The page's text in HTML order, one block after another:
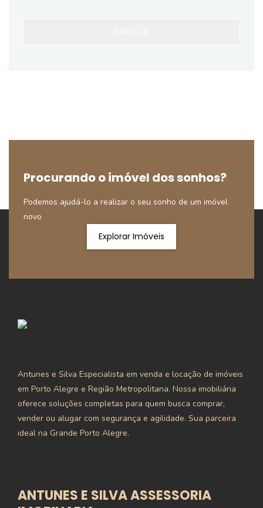
Procurando o imóvel dos sonhos?
Podemos ajudá-lo a realizar o seu sonho de um imóvel
novo
Explorar Imóveis
Antunes e Silva Especialista em venda e locação de imóveis
em Porto Alegre e Região Metropolitana. Nossa imobiliária
oferece soluções completas para quem busca comprar,
vender ou alugar com segurança e agilidade. Sua parceira
ideal na Grande Porto Alegre.
ANTUNES E SILVA ASSESSORIA